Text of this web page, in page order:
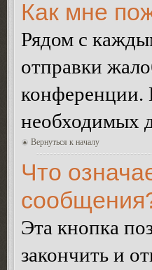
Как мне
Рядом с
отправки
конференции.
необходимых
Вернуться к началу
Что
Эта кнопка
закончить и